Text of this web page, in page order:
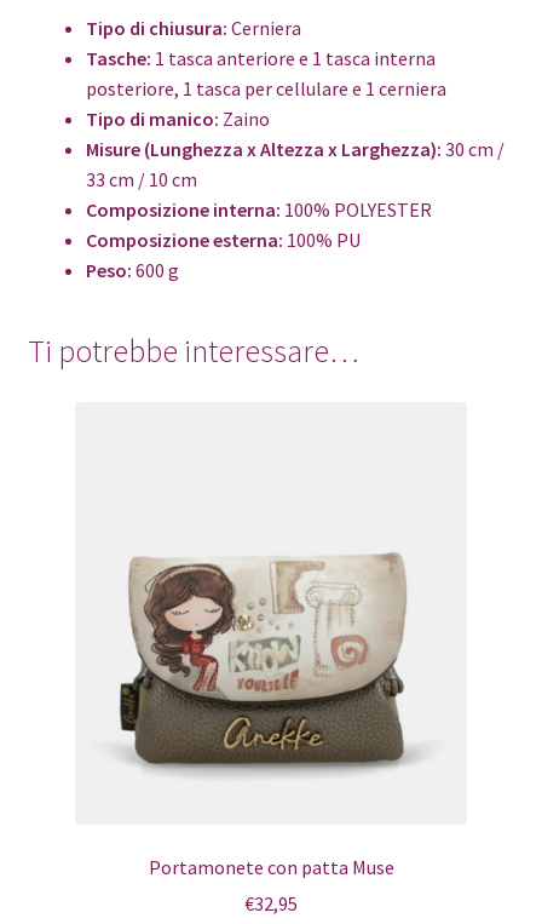
Tipo di chiusura: Cerniera
Tasche: 1 tasca anteriore e 1 tasca interna
posteriore, 1 tasca per cellulare e 1 cerniera
Tipo di manico: Zaino
Misure (Lunghezza x Altezza x Larghezza): 30 cm /
33 cm / 10 cm
Composizione interna: 100% POLYESTER
Composizione esterna: 100% PU
Peso: 600 g
Ti potrebbe interessare…
Portamonete con patta Muse
€32,95